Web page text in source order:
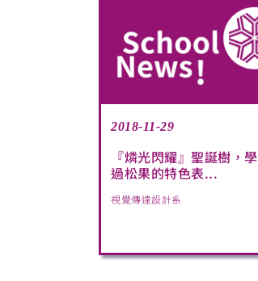
2018-11-29
『燐光閃耀』聖誕樹，
過松果的特色表...
視覺傳達設計系